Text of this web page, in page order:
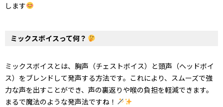
します
ミックスボイスって何？
ミックスボイスとは、胸声（チェストボイス）と頭声（ヘッドボイ
ス）をブレンドして発声する方法です。これにより、スムーズで強
力な声を出すことができ、声の裏返りや喉の負担を軽減できます。
まるで魔法のような発声法ですね！